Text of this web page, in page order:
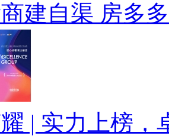
建自渠 房多
| 实力上榜，